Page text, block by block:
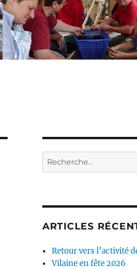
Recherche
pour :
ARTICLES
Retour vers l’activité
Vilaine en fête 2026